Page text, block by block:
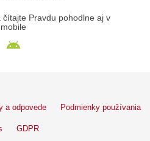
čítajte Pravdu pohodlne aj v
mobile
a odpovede Podmienky používania
GDPR